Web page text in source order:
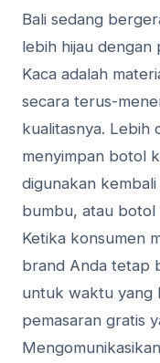
Bali sedang
lebih hijau dengan
Kaca adalah
secara terus-
kualitasnya. Lebih
menyimpan botol
digunakan
bumbu, atau botol
Ketika konsumen
brand Anda tetap
untuk waktu yang
pemasaran gratis